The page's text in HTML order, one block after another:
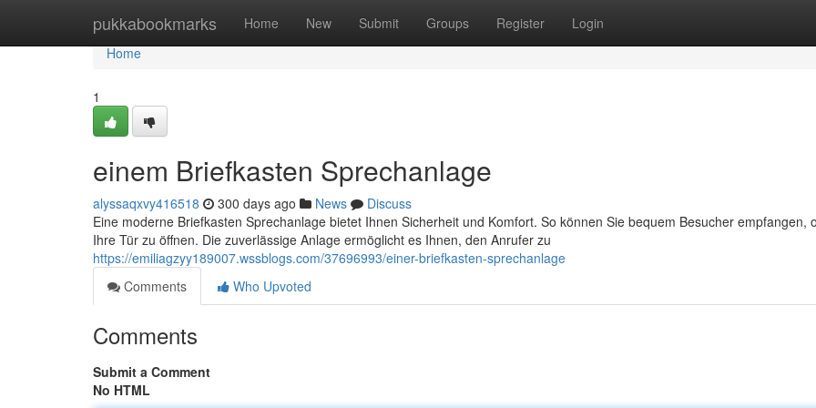
pukkabookmarks Home New Submit Groups Register Login
Home
Home
1
einem Briefkasten Sprechanlage
alyssaqxvy416518 300 days ago News
Discuss
Eine moderne Briefkasten Sprechanlage bietet Ihnen Sicherheit und Komfort. So können Sie bequem Besucher empfangen,
Ihre Tür zu öffnen. Die zuverlässige Anlage ermöglicht es Ihnen, den Anrufer zu
https://emiliagzyy189007.wssblogs.com/37696993/einer-briefkasten-sprechanlage
Comments
Who Upvoted
Comments
Submit a Comment
No HTML